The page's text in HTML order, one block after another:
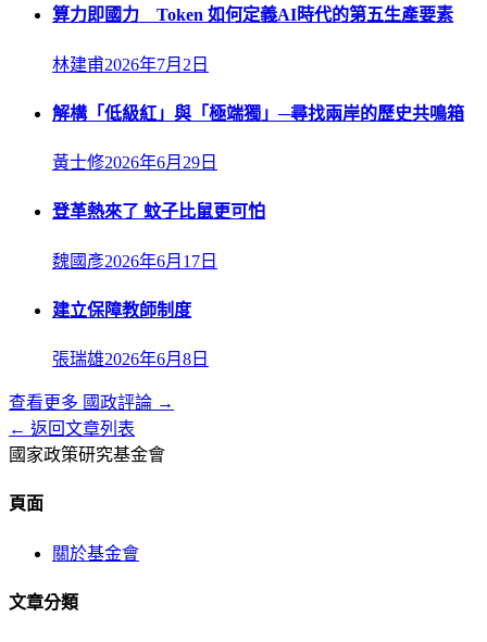
算力即國力 Token 如何定義AI時代的第五生產要素
林建甫2026年7月2日
解構「低級紅」與「極端獨」─尋找兩岸的歷史共鳴箱
黃士修2026年6月29日
登革熱來了 蚊子比鼠更可怕
魏國彥2026年6月17日
建立保障教師制度
張瑞雄2026年6月8日
查看更多 國政評論 →
← 返回文章列表
國家政策研究基金會
頁面
關於基金會
文章分類